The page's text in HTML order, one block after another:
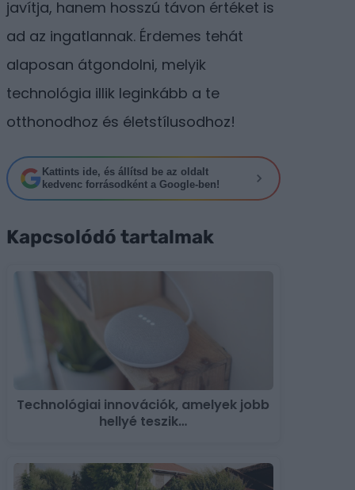
javítja, hanem hosszú távon értéket is
ad az ingatlannak. Érdemes tehát
alaposan átgondolni, melyik
technológia illik leginkább a te
otthonodhoz és életstílusodhoz!
Kattints ide, és állítsd be az oldalt
kedvenc forrásodként a Google-ben!
Kapcsolódó tartalmak
Technológiai innovációk, amelyek jobb
hellyé teszik…